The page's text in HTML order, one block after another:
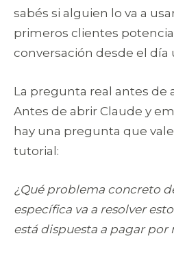
sabés si alguien lo va a
primeros clientes
conversación desde el día
La pregunta real antes de
Antes de abrir Claude y
hay una pregunta que
tutorial:
¿Qué problema concreto
específica va a resolver
está dispuesta a pagar por